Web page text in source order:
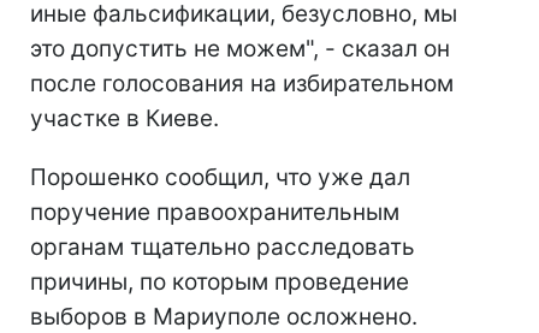
иные фальсификации, безусловно, мы
это допустить не можем", - сказал он
после голосования на избирательном
участке в Киеве.
Порошенко сообщил, что уже дал
поручение правоохранительным
органам тщательно расследовать
причины, по которым проведение
выборов в Мариуполе осложнено.